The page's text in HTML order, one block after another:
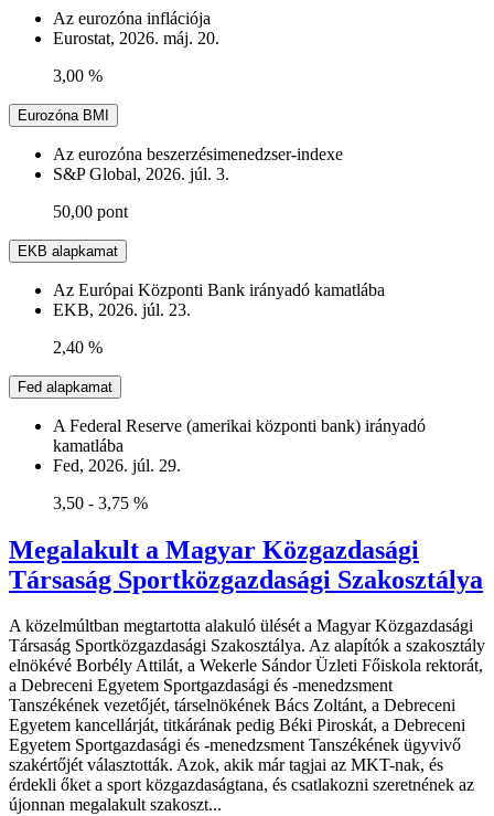
Az eurozóna inflációja
Eurostat, 2026. máj. 20.
3,00 %
Eurozóna BMI
Az eurozóna beszerzésimenedzser-indexe
S&P Global, 2026. júl. 3.
50,00 pont
EKB alapkamat
Az Európai Központi Bank irányadó kamatlába
EKB, 2026. júl. 23.
2,40 %
Fed alapkamat
A Federal Reserve (amerikai központi bank) irányadó
kamatlába
Fed, 2026. júl. 29.
3,50 - 3,75 %
Megalakult a Magyar Közgazdasági
Társaság Sportközgazdasági Szakosztálya
A közelmúltban megtartotta alakuló ülését a Magyar Közgazdasági
Társaság Sportközgazdasági Szakosztálya. Az alapítók a szakosztály
elnökévé Borbély Attilát, a Wekerle Sándor Üzleti Főiskola rektorát,
a Debreceni Egyetem Sportgazdasági és -menedzsment
Tanszékének vezetőjét, társelnökének Bács Zoltánt, a Debreceni
Egyetem kancellárját, titkárának pedig Béki Piroskát, a Debreceni
Egyetem Sportgazdasági és -menedzsment Tanszékének ügyvivő
szakértőjét választották. Azok, akik már tagjai az MKT-nak, és
érdekli őket a sport közgazdaságtana, és csatlakozni szeretnének az
újonnan megalakult szakoszt...